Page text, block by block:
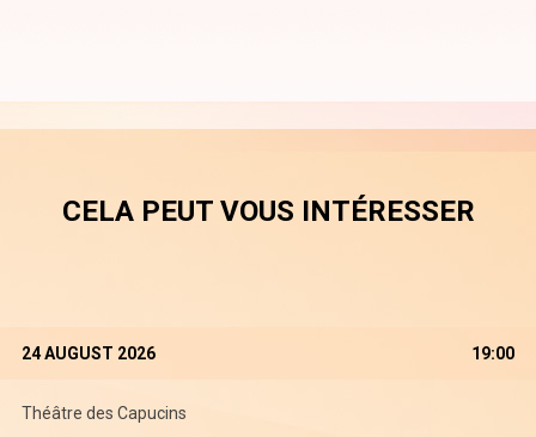
CELA PEUT VOUS INTÉRESSER
24 AUGUST 2026 19:00
Théâtre des Capucins